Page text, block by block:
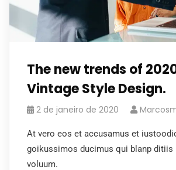
The new trends of
Vintage Style Design.
2 de janeiro de 2020
At vero eos et accusamus et
goikussimos ducimus qui blanp ditiis
voluum.